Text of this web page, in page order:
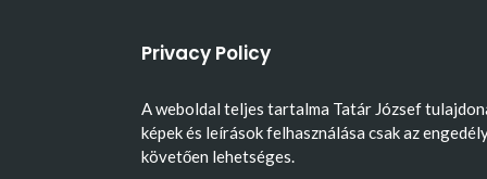
Privacy Policy
A weboldal teljes tartalma Tatár József
képek és leírások felhasználása csak az
követően lehetséges.